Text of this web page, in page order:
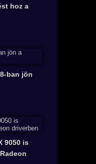
hoz a
ban jön
9050 is